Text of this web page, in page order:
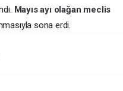
Mayıs ayı olağan meclis
sona erdi.